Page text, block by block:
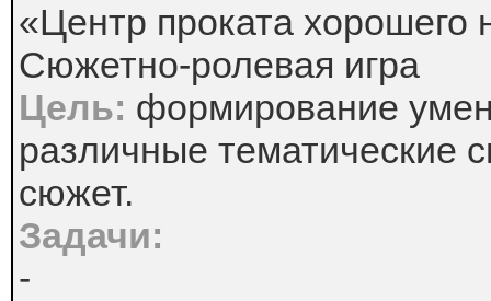
«Центр проката хорошего
Сюжетно-ролевая игра
Цель: формирование
различные тематические
сюжет.
Задачи:
-